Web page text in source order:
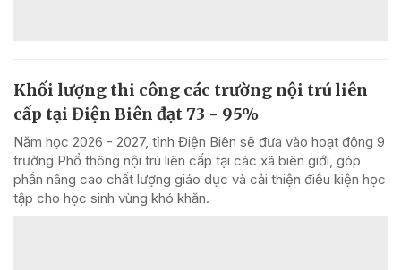
Khối lượng thi công các trường nội trú liên
cấp tại Điện Biên đạt 73 - 95%
Năm học 2026 - 2027, tỉnh Điện Biên sẽ đưa vào hoạt động 9
trường Phổ thông nội trú liên cấp tại các xã biên giới, góp
phần nâng cao chất lượng giáo dục và cải thiện điều kiện học
tập cho học sinh vùng khó khăn.